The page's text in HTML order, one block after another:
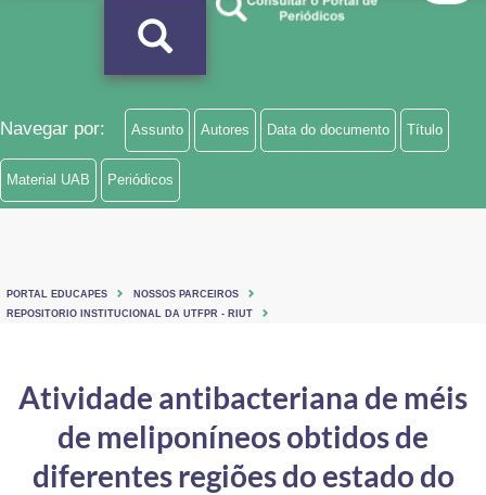
Navegar por: Assunto Autores Data do documento Título
Material UAB Periódicos
PORTAL EDUCAPES
NOSSOS PARCEIROS
REPOSITORIO INSTITUCIONAL DA UTFPR - RIUT
Atividade antibacteriana de méis
de meliponíneos obtidos de
diferentes regiões do estado do